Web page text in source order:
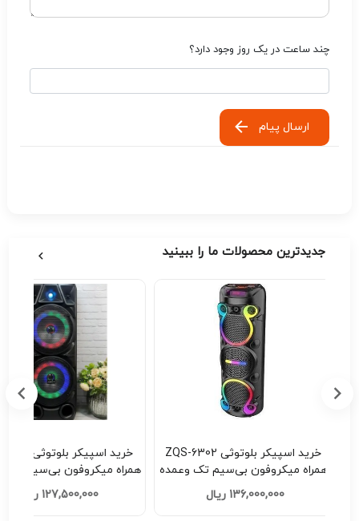
چند ساعت در یک روز وجود دارد؟
ارسال پیام
جدیدترین محصولات ما را ببینید
خرید اسپیکر بلوتوثی ZQS-8210
همراه میکروفون بی‌سیم تک وعمده
کد H201
127,500,000 ریال
X53 Ultra تک وعمده کد E521
26,350,000 ریال